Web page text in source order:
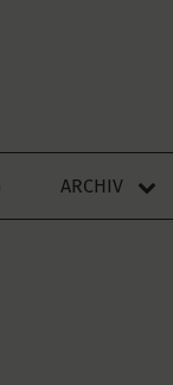
ARCHIV